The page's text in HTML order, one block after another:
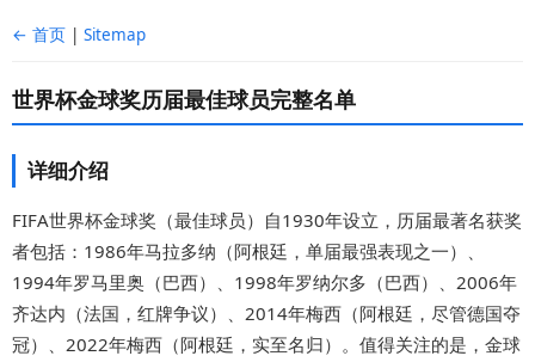
← 首页 | Sitemap
世界杯金球奖历届最佳球员完整名单
详细介绍
FIFA世界杯金球奖（最佳球员）自1930年设立，历届最著名获奖
者包括：1986年马拉多纳（阿根廷，单届最强表现之一）、
1994年罗马里奥（巴西）、1998年罗纳尔多（巴西）、2006年
齐达内（法国，红牌争议）、2014年梅西（阿根廷，尽管德国夺
冠）、2022年梅西（阿根廷，实至名归）。值得关注的是，金球